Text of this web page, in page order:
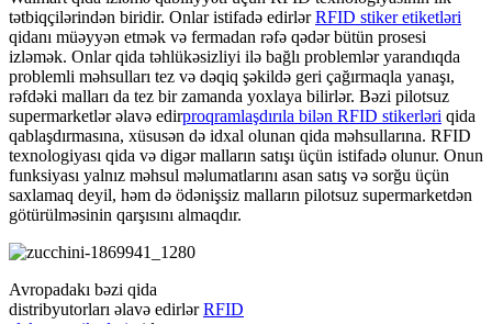
tətbiqçilərindən biridir. Onlar istifadə edirlərRFID stiker etiketləri
qidanı müəyyən etmək və fermadan rəfə qədər bütün prosesi
izləmək. Onlar qida təhlükəsizliyi ilə bağlı problemlər yarandıqda
problemli məhsulları tez və dəqiq şəkildə geri çağırmaqla yanaşı,
rəfdəki malları da tez bir zamanda yoxlaya bilirlər. Bəzi pilotsuz
supermarketlər əlavə edirproqramlaşdırıla bilən RFID stikerləri qida
qablaşdırmasına, xüsusən də idxal olunan qida məhsullarına. RFID
texnologiyası qida və digər malların satışı üçün istifadə olunur. Onun
funksiyası yalnız məhsul məlumatlarını asan satış və sorğu üçün
saxlamaq deyil, həm də ödənişsiz malların pilotsuz supermarketdən
götürülməsinin qarşısını almaqdır.
Avropadakı bəzi qida
distribyutorları əlavə edirlərRFID